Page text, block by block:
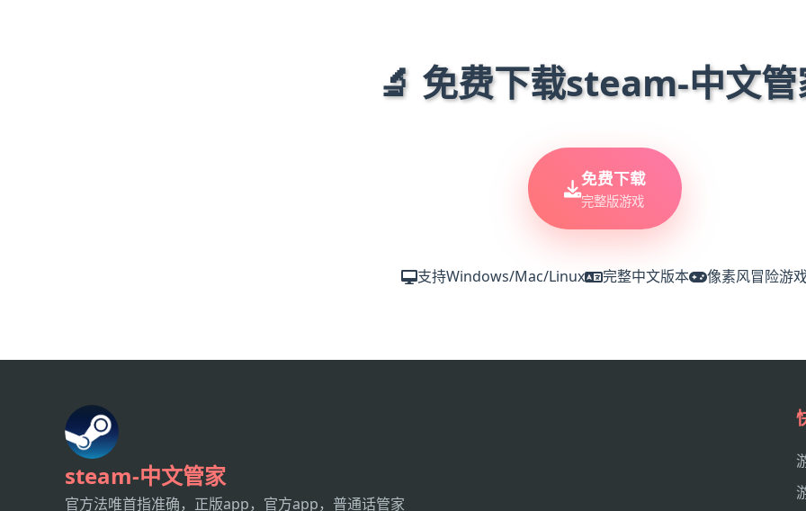
🔬 免费下载steam-中文
免费下载
完整版游戏
支持Windows/Mac/Linux 完整中文版本 像素风冒险游
steam-中文管家
官方法唯首指准确，正版app，官方app，普通话管家